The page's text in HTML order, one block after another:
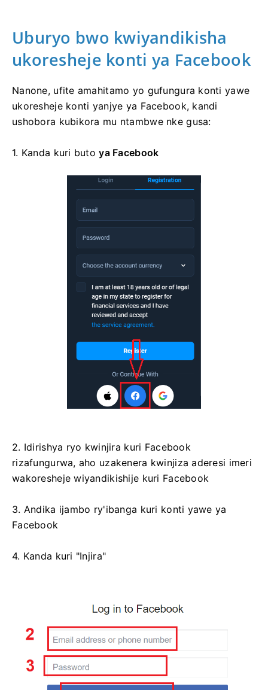
Uburyo bwo kwiyandikisha
ukoresheje konti ya Facebook
Nanone, ufite amahitamo yo gufungura konti yawe
ukoresheje konti yanjye ya Facebook, kandi
ushobora kubikora mu ntambwe nke gusa:
1. Kanda kuri butoya Facebook
2. Idirishya ryo kwinjira kuri Facebook
rizafungurwa, aho uzakenera kwinjiza aderesi imeri
wakoresheje wiyandikishije kuri Facebook
3. Andika ijambo ry'ibanga kuri konti yawe ya
Facebook
4. Kanda kuri "Injira"